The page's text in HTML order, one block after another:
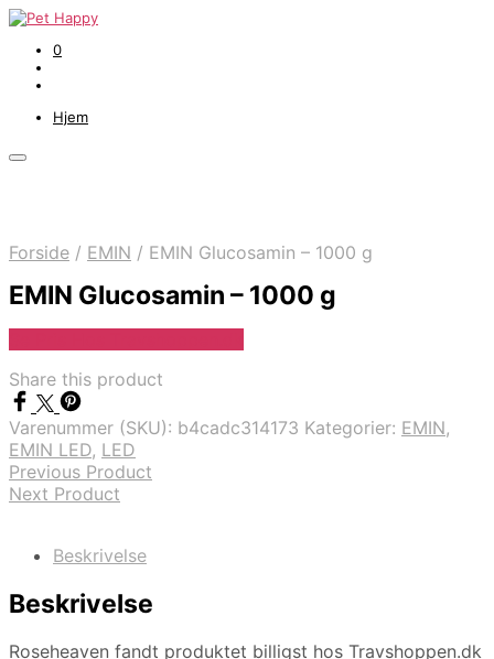
0
Hjem
Forside / EMIN / EMIN Glucosamin – 1000 g
EMIN Glucosamin – 1000 g
Share this product
Varenummer (SKU): b4cadc314173 Kategorier: EMIN,
EMIN LED, LED
Previous Product
Next Product
Beskrivelse
Beskrivelse
Roseheaven fandt produktet billigst hos Travshoppen.dk